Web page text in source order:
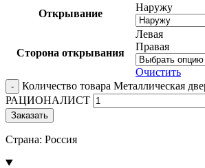
Открывание
Наружу
Сторона открывания
Левая
Правая
Очистить
Количество товара Металлическая
РАЦИОНАЛИСТ
Заказать
Страна: Россия